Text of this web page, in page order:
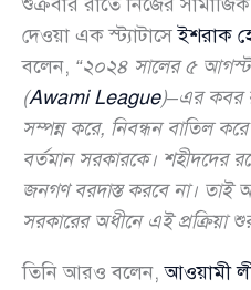
দেওয়া এক স্ট্যাটাসেইশরাক
বলেন, “২০২৪ সালের ৫
(Awami League)–এর কবর
সম্পন্ন করে, নিবন্ধন বাতিল
বর্তমান সরকারকে। শহীদদের
জনগণ বরদাস্ত করবে না। তাই
সরকারের অধীনে এই প্রক্রিয়া
তিনি আরও বলেন,আওয়ামী